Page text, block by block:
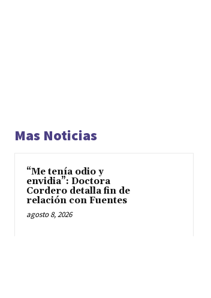
Mas Noticias
“Me tenía odio y
envidia”: Doctora
Cordero detalla fin de
relación con Fuentes
agosto 8, 2026